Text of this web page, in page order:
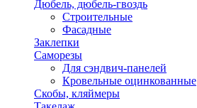
Дюбель, дюбель-гвоздь
Строительные
Фасадные
Заклепки
Саморезы
Для сэндвич-панелей
Кровельные оцинкованные
Скобы, кляймеры